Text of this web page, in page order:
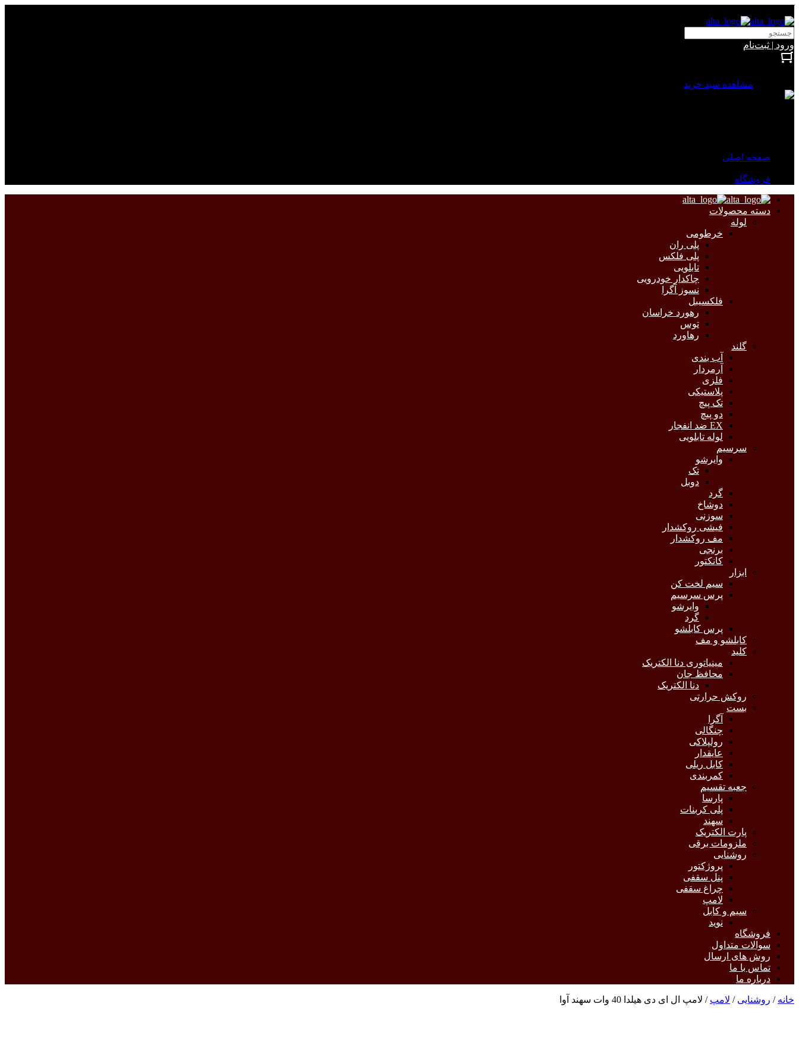
ورود | ثبت‌نام
مشاهده سبد خرید
صفحه اصلی
فروشگاه
دسته محصولات
لوله
خرطومی
پلی ران
پلی فلکس
تابلویی
چاکدار خودرویی
نسوز آگرا
فلکسیبل
رهورد خراسان
توس
رهاورد
گلند
آب بندی
آرمردار
فلزی
پلاستیکی
تک پیچ
دو پیچ
EX ضد انفجار
لوله تابلویی
سرسیم
وایرشو
تک
دوبل
گرد
دوشاخ
سوزنی
فیشی روکشدار
مف روکشدار
برنجی
کانکتور
ابزار
سیم لخت کن
پرس سرسیم
وایرشو
گرد
پرس کابلشو
کابلشو و مف
کلید
مینیاتوری دنا الکتریک
محافظ جان
دنا الکتریک
روکش حرارتی
بست
آگرا
چنگالی
رولپلاکی
عایقدار
کابل ریلی
کمربندی
جعبه تقسیم
پارسا
پلی کربنات
سهند
پارت الکتریک
ملزومات برقی
روشنایی
پروژکتور
پنل سقفی
چراغ سقفی
لامپ
سیم و کابل
نوید
فروشگاه
سوالات متداول
روش های ارسال
تماس با ما
درباره ما
خانه / روشنایی / لامپ / لامپ ال ای دی هیلدا 40 وات سهند آوا